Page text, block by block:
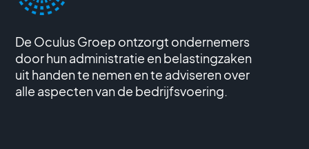
De Oculus Groep ontzorgt ondernemers
door hun administratie en belastingzaken
uit handen te nemen en te adviseren over
alle aspecten van de bedrijfsvoering.